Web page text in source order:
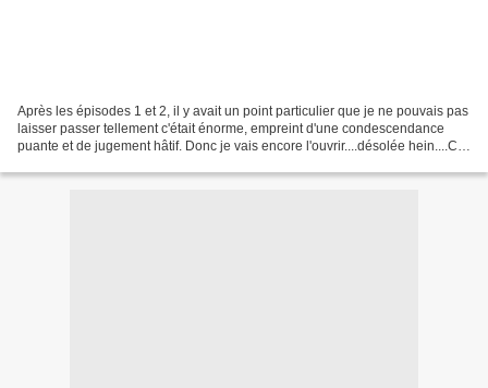
Après les épisodes 1 et 2, il y avait un point particulier que je ne pouvais pas
laisser passer tellement c'était énorme, empreint d'une condescendance
puante et de jugement hâtif. Donc je vais encore l'ouvrir....désolée hein....Car